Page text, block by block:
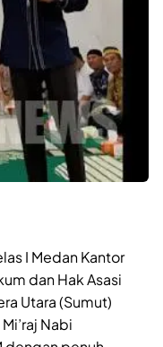
I Medan Kantor
dan Hak Asasi
Utara (Sumut)
Nabi